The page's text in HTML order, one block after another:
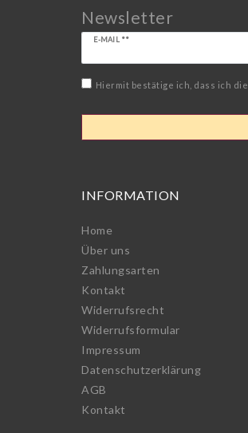
Newsletter
E-MAIL **
Newsletter
Honig
Hiermit bestätige ich, dass ich die
INFORMATION
Home
Über uns
Zahlungsarten
Kontakt
Widerrufs­recht
Widerrufs­formular
Impressum
Daten­schutz­erklärung
AGB
Kontakt